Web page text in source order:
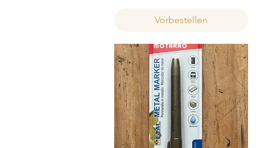
Vorbestellen